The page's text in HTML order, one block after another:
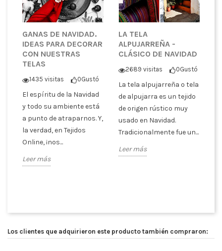
GANAS DE NAVIDAD.
IDEAS PARA DECORAR
CON NUESTRAS
TELAS
1435 visitas 0Gustó
El espíritu de la Navidad
y todo su ambiente está
a punto de atraparnos. Y,
la verdad, en Tejidos
Online, ¡nos...
Leer más
LA TELA
ALPUJARREÑA -
CLÁSICO DE NAVIDAD
2689 visitas 0Gustó
La tela alpujarreña o tela
de alpujarra es un tejido
de origen rústico muy
usado en Navidad.
Tradicionalmente fue un...
Leer más
Los clientes que adquirieron este producto también compraron: